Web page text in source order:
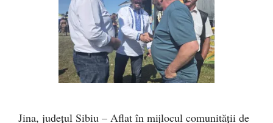
Jina, județul Sibiu – Aflat în mijlocul comunității de